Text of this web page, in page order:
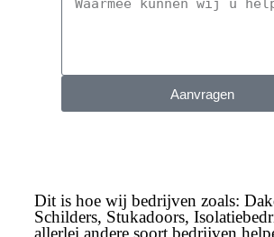
Dit is hoe wij bedrijven zoals:
Schilders, Stukadoors,
allerlei andere soort bedrijven
Aanvragen